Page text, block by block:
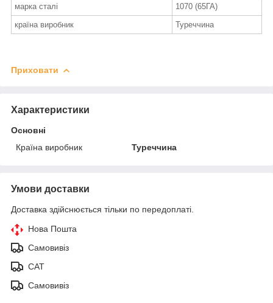
марка сталі
1070 (65ГА)
країна виробник
Туреччина
Приховати
Характеристики
Основні
Країна виробник
Туреччина
Умови доставки
Доставка здійснюється тільки по передоплаті.
Нова Пошта
Самовивіз
САТ
Самовивіз